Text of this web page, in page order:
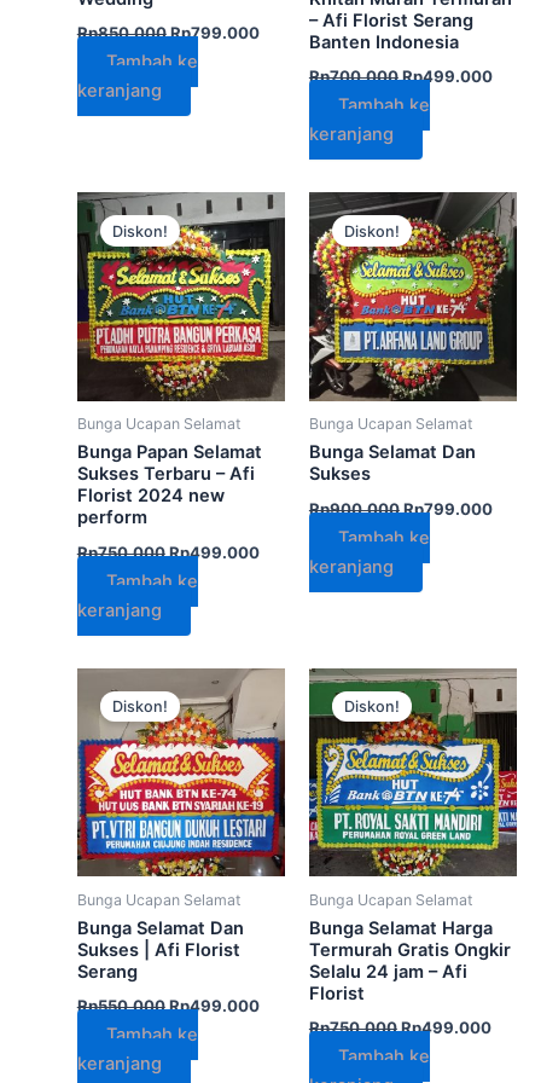
Rp850.000Rp799.000
Tambah ke
keranjang
– Afi Florist Serang
Banten Indonesia
Rp700.000Rp499.000
Tambah ke
keranjang
Diskon!
Bunga Ucapan Selamat
Bunga Papan Selamat
Sukses Terbaru – Afi
Florist 2024 new
perform
Rp750.000
Harga
aslinya
adalah:
Rp750.000.
Rp499.000
Harga
saat
ini
adalah:
Rp499.000.
Tambah ke
keranjang
Diskon!
Bunga Ucapan Selamat
Bunga Selamat Dan
Sukses
Rp900.000
Harga
aslinya
adalah:
Rp900.000.
Rp799.000
Harga
saat
ini
Tambah ke
keranjang
Diskon!
Bunga Ucapan Selamat
Bunga Selamat Dan
Sukses | Afi Florist
Serang
Rp550.000
Harga
aslinya
adalah:
Rp550.000.
Rp499.000
Harga
ini
adalah:
Rp499.000.
Tambah ke
keranjang
Diskon!
Bunga Ucapan Selamat
Bunga Selamat Harga
Termurah Gratis Ongkir
Selalu 24 jam – Afi
Florist
Rp750.000
Harga
aslinya
adalah:
Rp750.000.
Rp499.000
Harga
saat
ini
Tambah ke